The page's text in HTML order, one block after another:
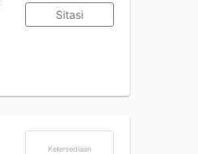
Sitasi
Ketersediaan